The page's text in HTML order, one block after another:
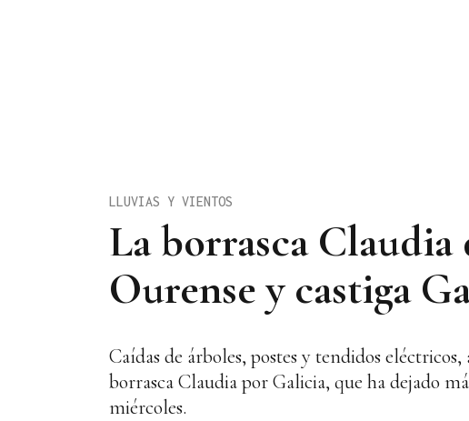
La borrasca
Ourense y castiga
LLUVIAS Y VIENTOS
Caídas de árboles, postes y tendidos
borrasca Claudia por Galicia, que ha dejado
miércoles.